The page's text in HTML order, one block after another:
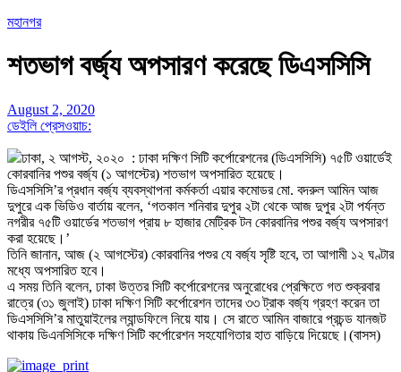
মহানগর
শতভাগ বর্জ্য অপসারণ করেছে ডিএসসিসি
August 2, 2020
ডেইলি প্রেসওয়াচ:
ঢাকা, ২ আগস্ট, ২০২০ : ঢাকা দক্ষিণ সিটি কর্পোরেশনের (ডিএসসিসি) ৭৫টি ওয়ার্ডেই
কোরবানির পশুর বর্জ্য (১ আগস্টের) শতভাগ অপসারিত হয়েছে।
ডিএসসিসি’র প্রধান বর্জ্য ব্যবস্থাপনা কর্মকর্তা এয়ার কমোডর মো. বদরুল আমিন আজ
দুপুরে এক ভিডিও বার্তায় বলেন, ‘গতকাল শনিবার দুপুর ২টা থেকে আজ দুপুর ২টা পর্যন্ত
নগরীর ৭৫টি ওয়ার্ডের শতভাগ প্রায় ৮ হাজার মেট্রিক টন কোরবানির পশুর বর্জ্য অপসারণ
করা হয়েছে।’
তিনি জানান, আজ (২ আগস্টের) কোরবানির পশুর যে বর্জ্য সৃষ্টি হবে, তা আগামী ১২ ঘণ্টার
মধ্যে অপসারিত হবে।
এ সময় তিনি বলেন, ঢাকা উত্তর সিটি কর্পোরেশনের অনুরোধের প্রেক্ষিতে গত শুক্রবার
রাত্রে (৩১ জুলাই) ঢাকা দক্ষিণ সিটি কর্পোরেশন তাদের ৩৩ ট্রাক বর্জ্য গ্রহণ করেন তা
ডিএসসিসি’র মাতুয়াইলের ল্যান্ডফিলে নিয়ে যায়। সে রাতে আমিন বাজারে প্রচন্ড যানজট
থাকায় ডিএনসিসিকে দক্ষিণ সিটি কর্পোরেশন সহযোগিতার হাত বাড়িয়ে দিয়েছে।(বাসস)